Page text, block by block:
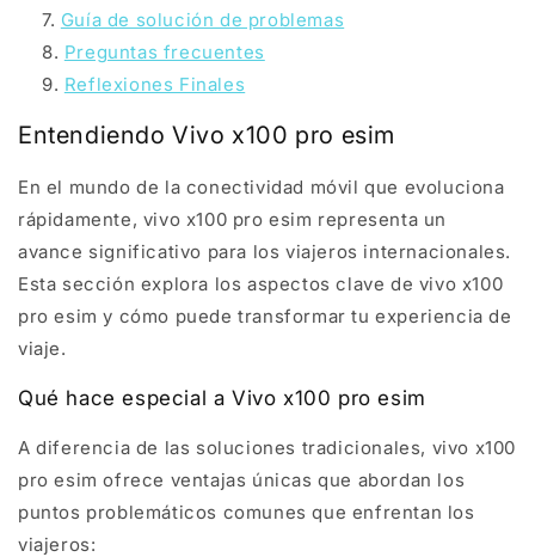
Guía de solución de problemas
Preguntas frecuentes
Reflexiones Finales
Entendiendo Vivo x100 pro esim
En el mundo de la conectividad móvil que evoluciona
rápidamente, vivo x100 pro esim representa un
avance significativo para los viajeros internacionales.
Esta sección explora los aspectos clave de vivo x100
pro esim y cómo puede transformar tu experiencia de
viaje.
Qué hace especial a Vivo x100 pro esim
A diferencia de las soluciones tradicionales, vivo x100
pro esim ofrece ventajas únicas que abordan los
puntos problemáticos comunes que enfrentan los
viajeros: